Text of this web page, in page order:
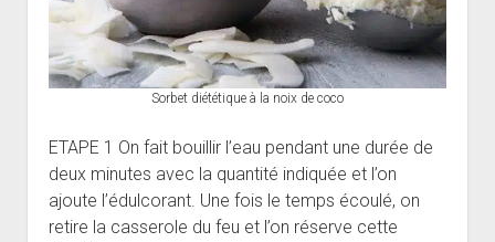
Sorbet diététique à la noix de coco
ETAPE 1 On fait bouillir l’eau pendant une durée de
deux minutes avec la quantité indiquée et l’on
ajoute l’édulcorant. Une fois le temps écoulé, on
retire la casserole du feu et l’on réserve cette